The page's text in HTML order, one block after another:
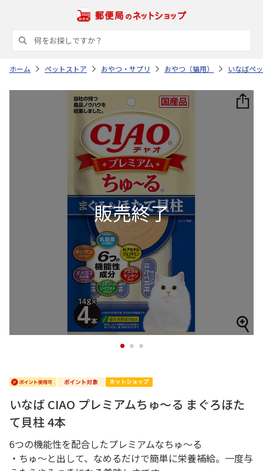
ホーム ペットストア おやつ・サプリ おやつ（猫用） いなばペ
1 2 3
いなば CIAO プレミアムちゅ～る まぐろほた
て貝柱 4本
6つの機能性を配合したプレミアムなちゅ～る
・ちゅ～と出して、なめるだけで簡単に栄養補給。一度与